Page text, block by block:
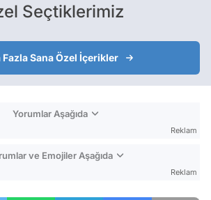
Seçtiklerimiz
Fazla Sana Özel İçerikler
Yorumlar Aşağıda
Reklam
ve Emojiler Aşağıda
Reklam